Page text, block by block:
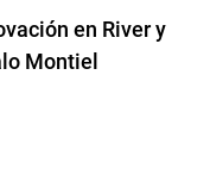
en River y
Montiel